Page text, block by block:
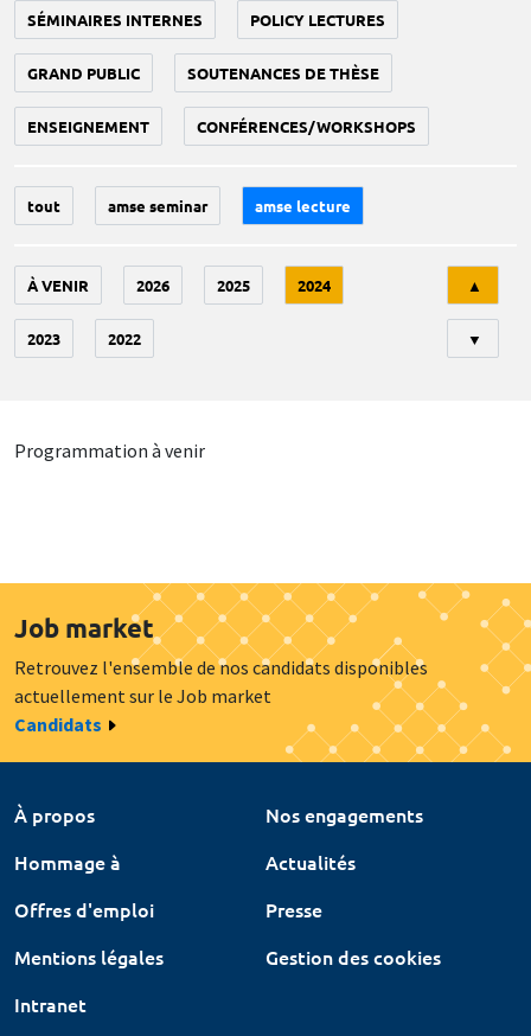
SÉMINAIRES INTERNES POLICY LECTURES
GRAND PUBLIC SOUTENANCES DE THÈSE
ENSEIGNEMENT CONFÉRENCES/WORKSHOPS
tout amse seminar amse lecture
À VENIR 2026 2025 2024
2023 2022
▲
▼
Programmation à venir
Job market
Retrouvez l'ensemble de nos candidats disponibles
actuellement sur le Job market
Candidats
À propos
Nos engagements
Hommage à
Actualités
Offres d'emploi
Presse
Mentions légales
Gestion des cookies
Intranet